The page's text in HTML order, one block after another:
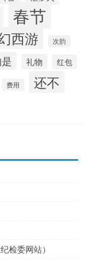
春节
西游 次韵
礼物 红包
费用 还不
检委网站）